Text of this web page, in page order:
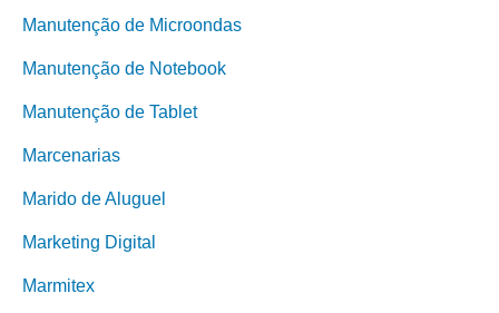
Manutenção de Microondas
Manutenção de Notebook
Manutenção de Tablet
Marcenarias
Marido de Aluguel
Marketing Digital
Marmitex